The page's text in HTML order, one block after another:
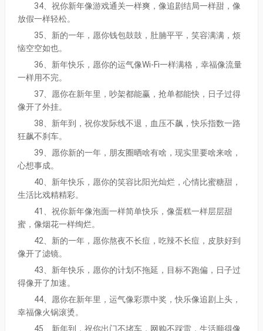
34、祝你新年像游戏通关一样爽，像追剧结局一样甜，像
放假一样轻松。
35、新的一年，愿你钱包鼓鼓，肚腩平平，笑容满满，烦
恼空空如也。
36、新年快乐，愿你的运气像Wi-Fi一样满格，幸福像流量
一样用不完。
37、愿你在新年里，吵架都能赢，抢单都能快，日子过得
像开了外挂。
38、新年到，祝你发际线不退，血压不飙，快乐指数一路
狂飙不刹车。
39、愿你新的一年，朋友圈晒啥有啥，现实里要啥来啥，
心想事成。
40、新年快乐，愿你的笑容比阳光灿烂，心情比蜜糖甜，
生活比戏精精彩。
41、祝你新年像泡面一样简单快乐，像蛋糕一样层层甜
蜜，像烟花一样绚烂。
42、新的一年，愿你熬夜不长痘，吃辣不长痘，皮肤好到
像开了滤镜。
43、新年快乐，愿你的计划不拖延，目标不跑偏，日子过
得像开了加速。
44、愿你在新年里，运气像彩票中奖，快乐像追剧上头，
幸福像火锅滚烫。
45、新年到，祝你出门不堵车，网购不踩雷，生活顺得像